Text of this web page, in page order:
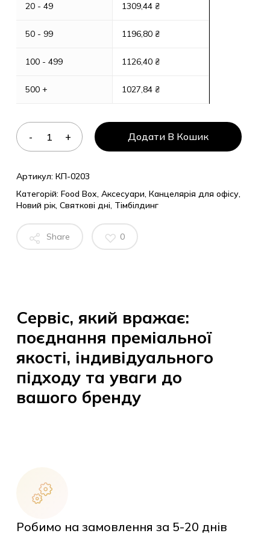
20 - 49
50 - 99
100 - 499
500 +
1309,44 ₴
1196,80 ₴
1126,40 ₴
1027,84 ₴
Додати В Кошик
Артикул: КП-0203
Категорій: Food Box, Аксесуари, Канцелярія для офісу,
Новий рік, Святкові дні, Тімбілдинг
Share 0
Сервіс, який вражає:
поєднання преміальної
якості, індивідуального
підходу та уваги до
вашого бренду
Робимо на замовлення за 5-20 днів